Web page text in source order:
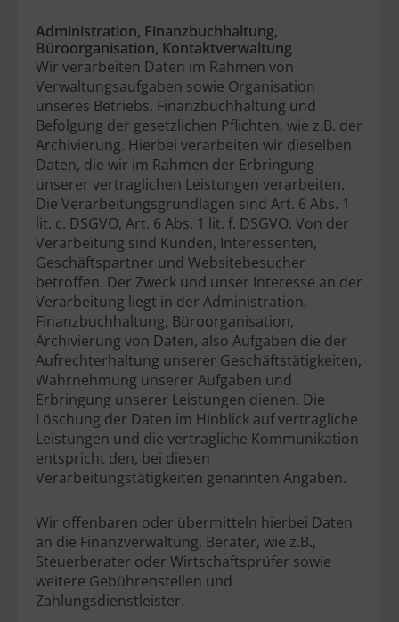
Administration, Finanzbuchhaltung,
Büroorganisation, Kontaktverwaltung
Wir verarbeiten Daten im Rahmen von
Verwaltungsaufgaben sowie Organisation
unseres Betriebs, Finanzbuchhaltung und
Befolgung der gesetzlichen Pflichten, wie z.B. der
Archivierung. Hierbei verarbeiten wir dieselben
Daten, die wir im Rahmen der Erbringung
unserer vertraglichen Leistungen verarbeiten.
Die Verarbeitungsgrundlagen sind Art. 6 Abs. 1
lit. c. DSGVO, Art. 6 Abs. 1 lit. f. DSGVO. Von der
Verarbeitung sind Kunden, Interessenten,
Geschäftspartner und Websitebesucher
betroffen. Der Zweck und unser Interesse an der
Verarbeitung liegt in der Administration,
Finanzbuchhaltung, Büroorganisation,
Archivierung von Daten, also Aufgaben die der
Aufrechterhaltung unserer Geschäftstätigkeiten,
Wahrnehmung unserer Aufgaben und
Erbringung unserer Leistungen dienen. Die
Löschung der Daten im Hinblick auf vertragliche
Leistungen und die vertragliche Kommunikation
entspricht den, bei diesen
Verarbeitungstätigkeiten genannten Angaben.
Wir offenbaren oder übermitteln hierbei Daten
an die Finanzverwaltung, Berater, wie z.B.,
Steuerberater oder Wirtschaftsprüfer sowie
weitere Gebührenstellen und
Zahlungsdienstleister.